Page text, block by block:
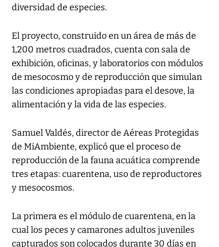
diversidad de especies.
El proyecto, construido en un área de más de
1,200 metros cuadrados, cuenta con sala de
exhibición, oficinas, y laboratorios con módulos
de mesocosmo y de reproducción que simulan
las condiciones apropiadas para el desove, la
alimentación y la vida de las especies.
Samuel Valdés, director de Aéreas Protegidas
de MiAmbiente, explicó que el proceso de
reproducción de la fauna acuática comprende
tres etapas: cuarentena, uso de reproductores
y mesocosmos.
La primera es el módulo de cuarentena, en la
cual los peces y camarones adultos juveniles
capturados son colocados durante 30 días en